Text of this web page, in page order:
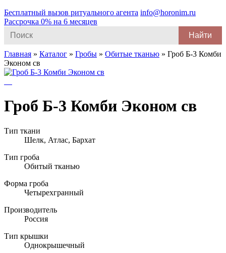
Бесплатный вызов ритуального агента info@horonim.ru
Рассрочка 0% на 6 месяцев
for:
Главная » Каталог » Гробы » Обитые тканью » Гроб Б-3 Комби
Эконом св
Гроб Б-3 Комби Эконом св
Тип ткани
Шелк, Атлас, Бархат
Тип гроба
Обитый тканью
Форма гроба
Четырехгранный
Производитель
Россия
Тип крышки
Однокрышечный